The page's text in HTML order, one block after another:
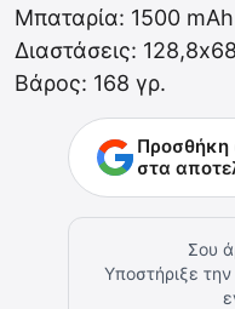
Μπαταρία: 1500 mAh
Διαστάσεις:
Βάρος: 168 γρ.
Προσθήκη
στα
Σου
Υποστήριξε